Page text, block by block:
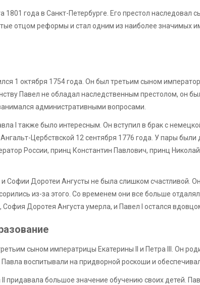
1801 года в Санкт-Петербурге. Его престол наследовал
отцом реформы и стал одним из наиболее значимых
1 октября 1754 года. Он был третьим сыном
Павел не обладал наследственным престолом, он
административными вопросами.
I также было интересным. Он вступил в брак с
Цербствской 12 сентября 1776 года. У пары были
России, принц Константин Павлович, принц
Софии Доротеи Ангусты не была слишком счастливой.
из-за этого. Со временем они все больше
София Доротея Ангуста умерла, и Павел I остался
сыном императрицы Екатерины II и Петра III. Он
воспитывали на придворной роскоши и
придавала большое значение обучению своих детей.